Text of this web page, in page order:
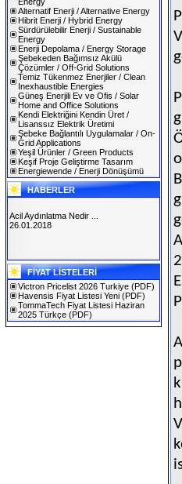
Alternatif Enerji / Alternative Energy
Hibrit Enerji / Hybrid Energy
Sürdürülebilir Enerji / Sustainable
Energy
Enerji Depolama / Energy Storage
Şebekeden Bağımsız Akülü
Çözümler / Off-Grid Solutions
Temiz Tükenmez Enerjiler / Clean
Inexhaustible Energies
Güneş Enerjili Ev ve Ofis / Solar
Home and Office Solutions
Kendi Elektriğini Kendin Üret /
Lisanssız Elektrik Üretimi
Şebeke Bağlantılı Uygulamalar / On-
Grid Applications
Yeşil Ürünler / Green Products
Keşif Proje Geliştirme Tasarım
Energiewende / Enerji Dönüşümü
HABERLER
SOLAREX ISTANBUL 2019
30.01.2019
Acil Aydınlatma Nedir ...
26.01.2018
FİYAT LİSTELERİ
Victron Pricelist 2026 Turkiye (PDF)
Havensis Fiyat Listesi Yeni (PDF)
TommaTech Fiyat Listesi Haziran
2025 Türkçe (PDF)